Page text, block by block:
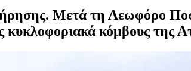
Μετά τη Λεωφόρο
κυκλοφοριακά κόμβους της